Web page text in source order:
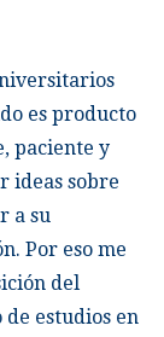
es producto
paciente y
ideas sobre
a su
Por eso me
del
estudios en